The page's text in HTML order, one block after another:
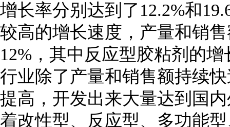
增长率分别达到了12.2%和
较高的增长速度，产量和销
12%，其中反应型胶粘剂的
行业除了产量和销售额持续
提高，开发出来大量达到国
着改性型、反应型、多功能